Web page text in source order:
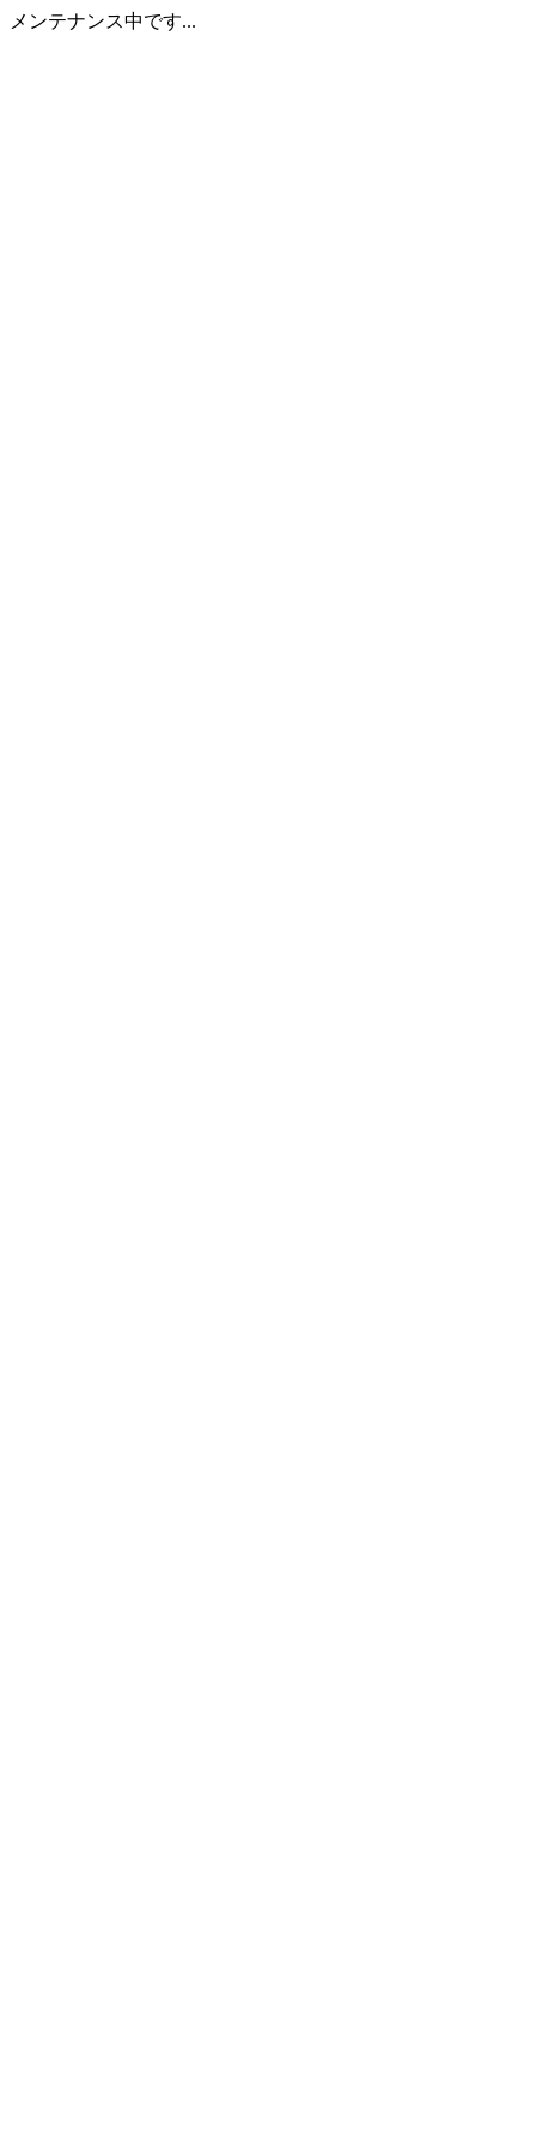
メンテナンス中です...